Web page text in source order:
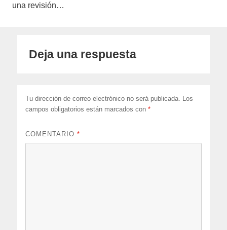
una revisión…
Deja una respuesta
Tu dirección de correo electrónico no será publicada. Los
campos obligatorios están marcados con*
COMENTARIO*